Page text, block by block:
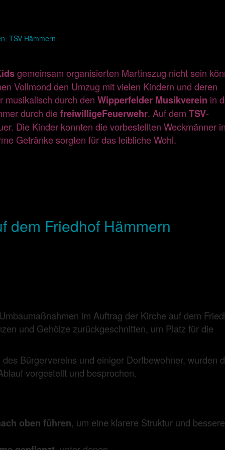
, TSV Hämmern
gemeinsam organisierten Martinszug nicht sein
Vollmond den Umzug mit vielen Kindern und deren
musikalisch durch den Wipperfelder Musikverein in
durch diefreiwilligeFeuerwehr. Auf dem TSV-
Die Kinder konnten die vorbestellten Weckmänner
Getränke sorgten für das leibliche Wohl.
dem Friedhof Hämmern
im Auftrag der Kirche auf dem
und Gehölze zurückgeschnitten, um Platz für die
Bürgervereins und einiger Dorfbewohner, wurden
vorgestellt und besprochen.
oben führen, um eine klarere Struktur und bessere